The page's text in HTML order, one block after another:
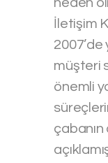
neden
İletişim
2007’de
müşteri
önemli
çabanın